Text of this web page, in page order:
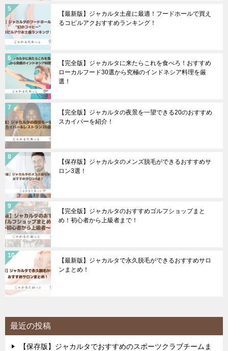
【最新版】ジャカルタ土産に最適！フードホールで買え
るコピルアクおすすめランキング！
【完全版】ジャカルタに来たらこれを食べろ！おすすめ
ローカルフード30選から究極のインドネシア料理を厳
選！
【完全版】ジャカルタの夜景を一望できる20のおすすめ
スカイバーを紹介！
【保存版】ジャカルタのメンズ脱毛ができるおすすめサ
ロン3選！
【完全版】ジャカルタのおすすめゴルフショップまと
め！初心者から上級者まで！
【最新版】ジャカルタで永久脱毛ができるおすすめサロ
ンまとめ！
最近の投稿
【保存版】ジャカルタでおすすめのスポーツクラブチームま